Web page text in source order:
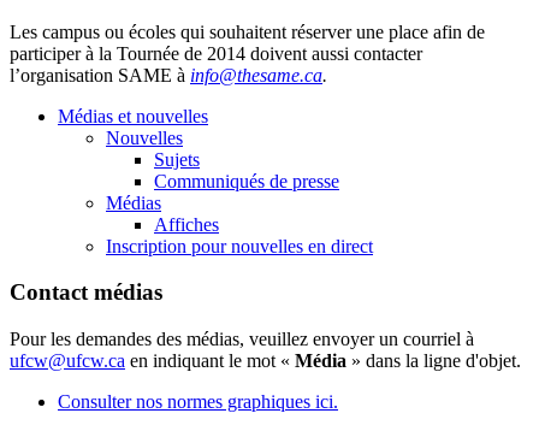
Les campus ou écoles qui souhaitent réserver une place afin de
participer à la Tournée de 2014 doivent aussi contacter
l’organisation SAME à info@thesame.ca.
Médias et nouvelles
Nouvelles
Sujets
Communiqués de presse
Médias
Affiches
Inscription pour nouvelles en direct
Contact médias
Pour les demandes des médias, veuillez envoyer un courriel à
ufcw@ufcw.ca en indiquant le mot « Média » dans la ligne d'objet.
Consulter nos normes graphiques ici.